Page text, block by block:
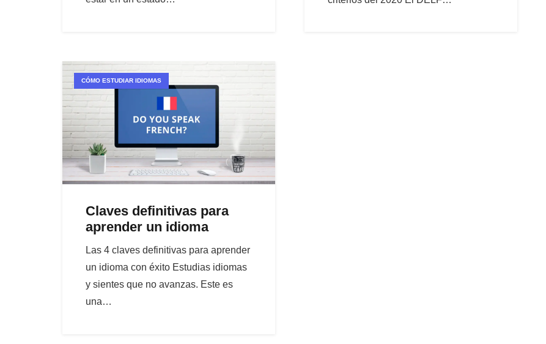
CÓMO ESTUDIAR IDIOMAS
Claves definitivas para
aprender un idioma
Las 4 claves definitivas para aprender
un idioma con éxito Estudias idiomas
y sientes que no avanzas. Este es
una…